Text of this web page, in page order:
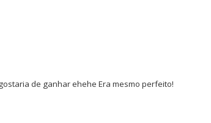
de ganhar ehehe Era mesmo perfeito!